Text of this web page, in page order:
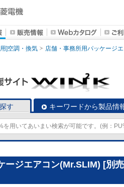
]空調・換気 店舗・事務所用パッケージ
す キーワードから製品情
ージエアコン(Mr.SLIM) [別